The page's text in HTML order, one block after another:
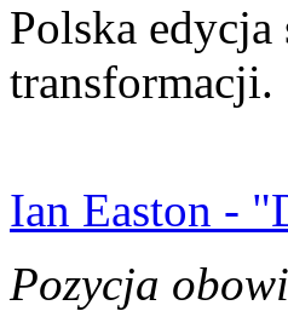
Polska
transformacji.
Ian Easton -
Pozycja